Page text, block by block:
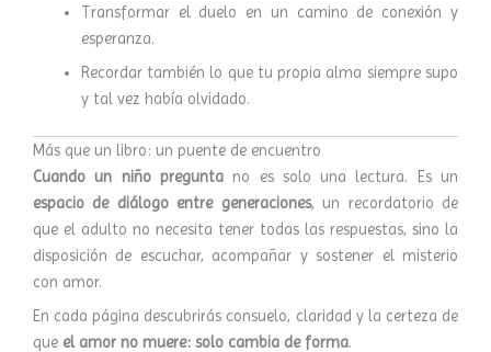
Transformar el duelo en un camino de conexión y
esperanza.
Recordar también lo que tu propia alma siempre supo
y tal vez había olvidado.
Más que un libro: un puente de encuentro
Cuando un niño preguntano es solo una lectura. Es un
espacio de diálogo entre generaciones, un recordatorio de
que el adulto no necesita tener todas las respuestas, sino la
disposición de escuchar, acompañar y sostener el misterio
con amor.
En cada página descubrirás consuelo, claridad y la certeza de
que el amor no muere: solo cambia de forma.